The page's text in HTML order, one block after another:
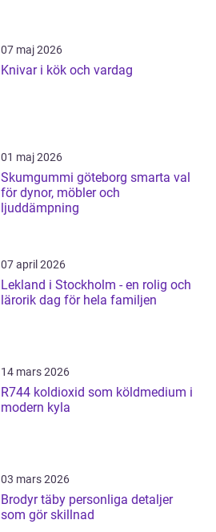
07 maj 2026
Knivar i kök och vardag
01 maj 2026
Skumgummi göteborg smarta val
för dynor, möbler och
ljuddämpning
07 april 2026
Lekland i Stockholm - en rolig och
lärorik dag för hela familjen
14 mars 2026
R744 koldioxid som köldmedium i
modern kyla
03 mars 2026
Brodyr täby personliga detaljer
som gör skillnad